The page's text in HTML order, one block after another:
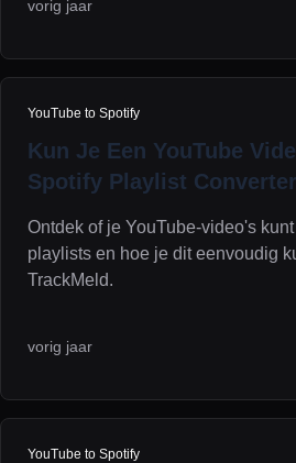
vorig jaar
YouTube to Spotify
Kun Je Een YouTube
Spotify Playlist
Ontdek of je YouTube-video's
playlists en hoe je dit eenvoudig
TrackMeld.
vorig jaar
YouTube to Spotify